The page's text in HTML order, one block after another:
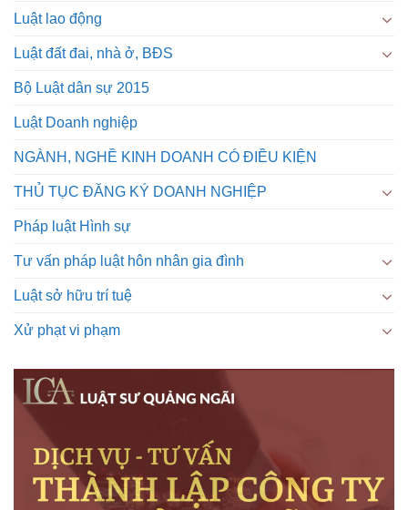
Luật lao động
Luật đất đai, nhà ở, BĐS
Bộ Luật dân sự 2015
Luật Doanh nghiệp
NGÀNH, NGHỀ KINH DOANH CÓ ĐIỀU KIỆN
THỦ TỤC ĐĂNG KÝ DOANH NGHIỆP
Pháp luật Hình sự
Tư vấn pháp luật hôn nhân gia đình
Luật sở hữu trí tuệ
Xử phạt vi phạm